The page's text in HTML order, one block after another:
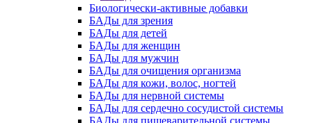
Биологически-активные добавки
БАДы для зрения
БАДы для детей
БАДы для женщин
БАДы для мужчин
БАДы для очищения организма
БАДы для кожи, волос, ногтей
БАДы для нервной системы
БАДы для сердечно сосудистой системы
БАДы для пищеварительной системы